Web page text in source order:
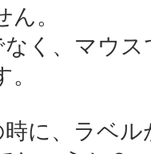
。
なく、マウ
時に、ラベ